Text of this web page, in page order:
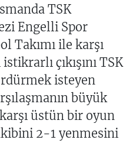
TSK
Engelli Spor
Takımı ile karşı
çıkışını TSK
isteyen
büyük
üstün bir oyun
2-1 yenmesini